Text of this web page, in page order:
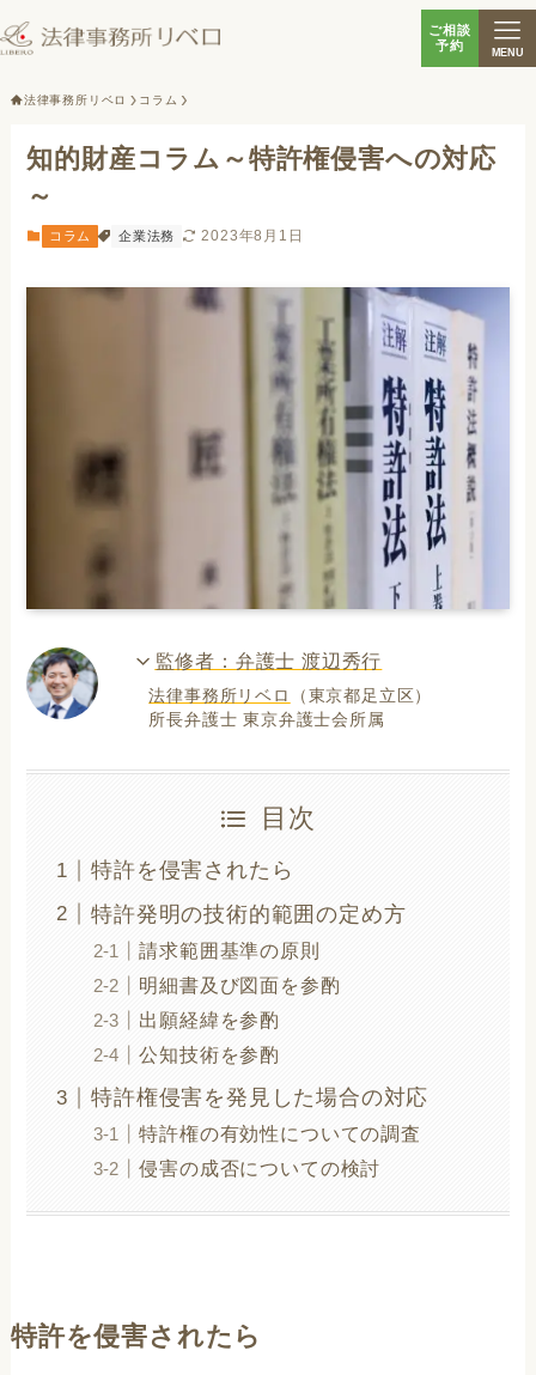
ご相談
予約 MENU
法律事務所リベロ コラム
知的財産コラム～特許権侵害への対応
～
コラム 企業法務 2023年8月1日
監修者：弁護士 渡辺秀行
法律事務所リベロ
（東京都足立区）
所長弁護士 東京弁護士会所属
目次
特許を侵害されたら
特許発明の技術的範囲の定め方
請求範囲基準の原則
明細書及び図面を参酌
出願経緯を参酌
公知技術を参酌
特許権侵害を発見した場合の対応
特許権の有効性についての調査
侵害の成否についての検討
特許を侵害されたら